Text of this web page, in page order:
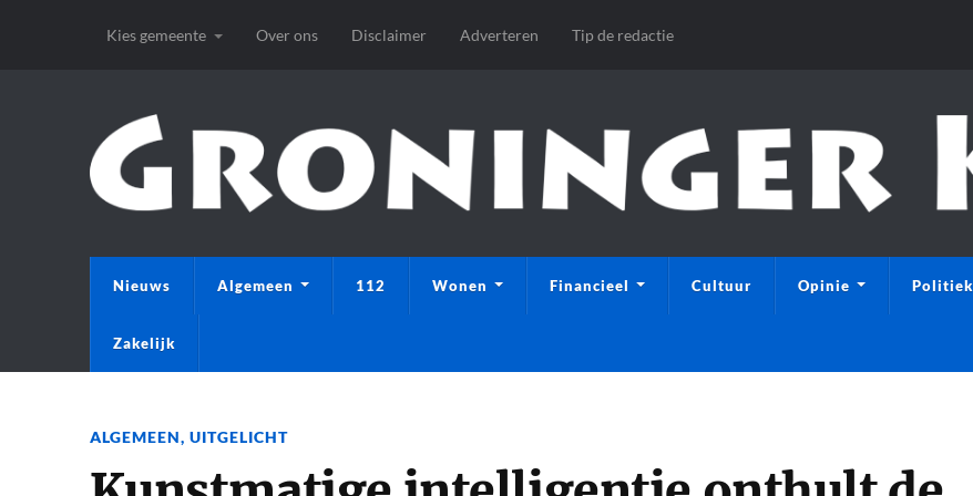
Kies gemeente Over ons Disclaimer Adverteren Tip de redactie
Nieuws Algemeen 112 Wonen Financieel Cultuur Opinie Politiek
Zakelijk
ALGEMEEN, UITGELICHT